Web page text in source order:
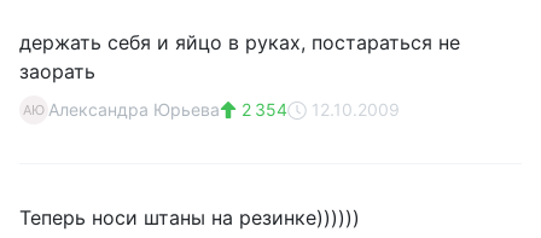
держать себя и яйцо в руках, постараться не
заорать
АЮ Александра Юрьева 2 354 12.10.2009
Теперь носи штаны на резинке))))))